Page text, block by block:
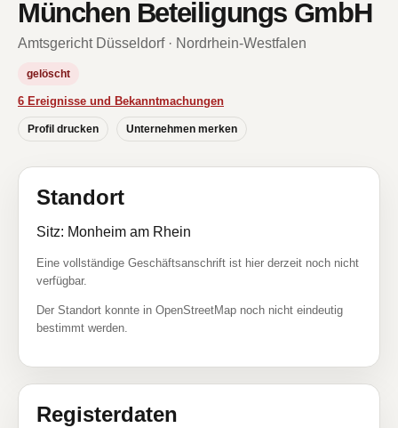
München Beteiligungs GmbH
Amtsgericht Düsseldorf · Nordrhein-Westfalen
gelöscht
6 Ereignisse und Bekanntmachungen
Profil drucken Unternehmen merken
Standort
Sitz: Monheim am Rhein
Eine vollständige Geschäftsanschrift ist hier derzeit noch nicht
verfügbar.
Der Standort konnte in OpenStreetMap noch nicht eindeutig
bestimmt werden.
Registerdaten